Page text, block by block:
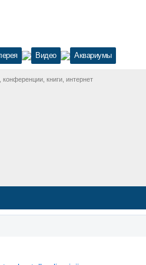
Видео Аквариумы
книги, интернет